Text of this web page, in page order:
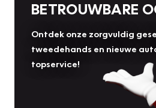
BETROUWBARE
Ontdek onze zorgvuldig
tweedehands en nieuwe
topservice!